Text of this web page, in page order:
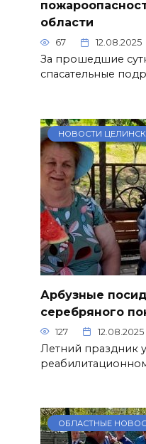
области
67 12.08.2025
За прошедшие
спасательные
НОВОСТИ
Арбузные
серебряного
127 12.08.2025
Летний праздник
ОБЛАСТНЫЕ